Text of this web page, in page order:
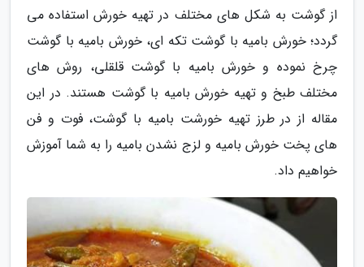
از گوشت به شکل های مختلف در تهیه خورش استفاده می
گردد؛ خورش بامیه با گوشت تکه ای، خورش بامیه با گوشت
چرخ نموده و خورش بامیه با گوشت قلقلی، روش های
مختلف طبخ و تهیه خورش بامیه با گوشت هستند. در این
مقاله از در طرز تهیه خورشت بامیه با گوشت، فوت و فن
های پخت خورش بامیه و لزج نشدن بامیه را به شما آموزش
خواهیم داد.